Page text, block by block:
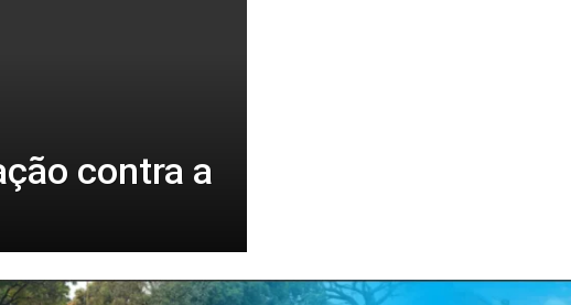
contra a